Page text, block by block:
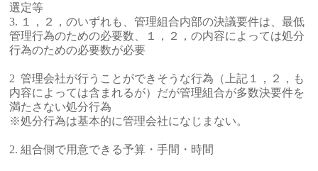
選定等
3. １，２，のいずれも、管理組合内部の決議要件は、最低
管理行為のための必要数、１，２，の内容によっては処分
行為のための必要数が必要
2 管理会社が行うことができそうな行為（上記１，２，も
内容によっては含まれるが）だが管理組合が多数決要件を
満たさない処分行為
※処分行為は基本的に管理会社になじまない。
2. 組合側で用意できる予算・手間・時間